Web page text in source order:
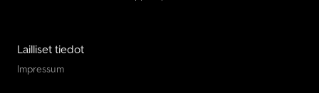
Lailliset tiedot
Impressum